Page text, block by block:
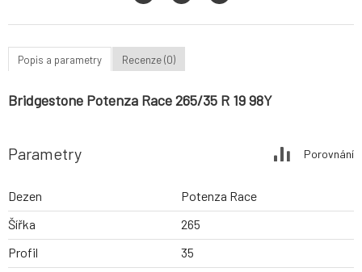
Popis a parametry Recenze (0)
Bridgestone Potenza Race 265/35 R 19 98Y
Parametry Porovnání
Dezen
Potenza Race
Šířka
265
Profil
35